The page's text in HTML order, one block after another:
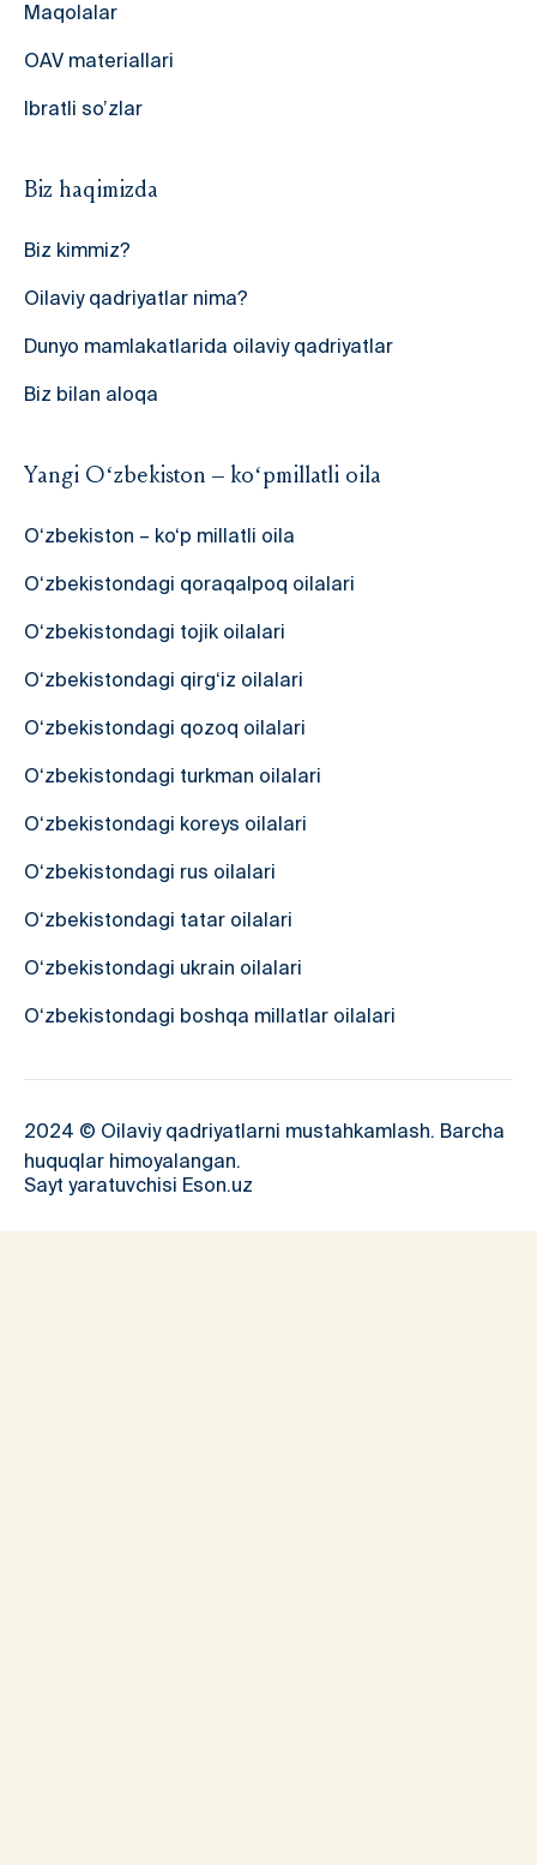
Biz haqimizda
Biz kimmiz?
Oilaviy qadriyatlar nima?
Dunyo mamlakatlarida oilaviy qadriyatlar
Biz bilan aloqa
Yangi O‘zbekiston – ko‘pmillatli oila
O‘zbekiston – ko‘p millatli oila
O‘zbekistondagi qoraqalpoq oilalari
O‘zbekistondagi tojik oilalari
O‘zbekistondagi qirg‘iz oilalari
O‘zbekistondagi qozoq oilalari
O‘zbekistondagi turkman oilalari
O‘zbekistondagi koreys oilalari
O‘zbekistondagi rus oilalari
O‘zbekistondagi tatar oilalari
O‘zbekistondagi ukrain oilalari
O‘zbekistondagi boshqa millatlar oilalari
Maqolalar
OAV materiallari
Ibratli so’zlar
2024 © Oilaviy qadriyatlarni mustahkamlash. Barcha
huquqlar himoyalangan.
Sayt yaratuvchisi Eson.uz